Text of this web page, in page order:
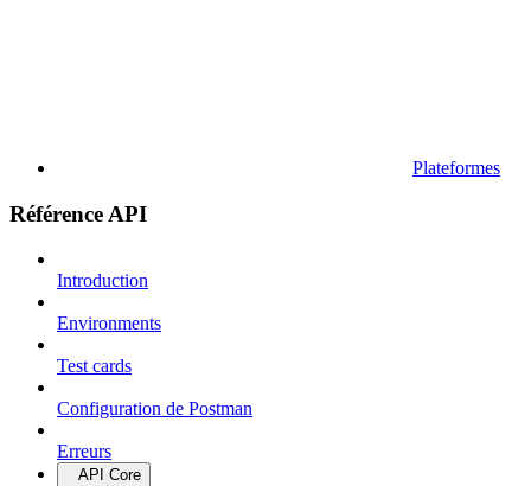
Plateformes
Référence API
Introduction
Environments
Test cards
Configuration de Postman
Erreurs
API Core